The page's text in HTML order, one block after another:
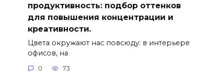
продуктивность: подбор оттенков
для повышения концентрации и
креативности.
Цвета окружают нас повсюду: в интерьере
офисов, на
0 73